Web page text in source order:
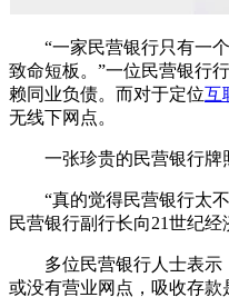
“一家民营银行只有一个
致命短板。”一位民营银行
赖同业负债。而对于定位互
无线下网点。
一张珍贵的民营银行牌
“真的觉得民营银行太不
民营银行副行长向21世纪经
多位民营银行人士表示
或没有营业网点，吸收存款